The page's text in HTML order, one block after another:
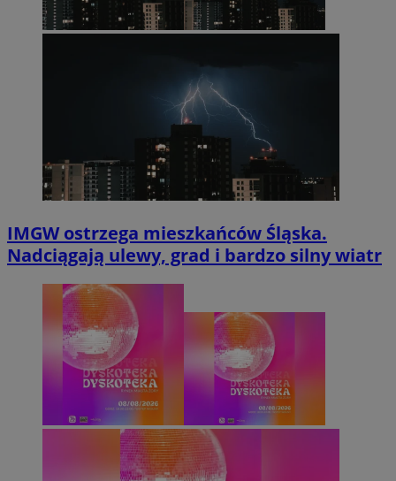
IMGW ostrzega mieszkańców Śląska.
Nadciągają ulewy, grad i bardzo silny wiatr